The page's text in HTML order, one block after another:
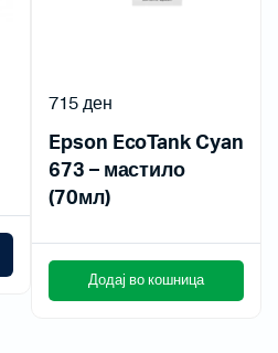
Epson EcoTank Cyan
673 – мастило
(70мл)
715ден
Додај во кошница